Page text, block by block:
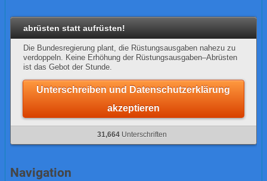
abrüsten statt aufrüsten!
Die Bundesregierung plant, die Rüstungsausgaben nahezu zu
verdoppeln. Keine Erhöhung der Rüstungsausgaben–Abrüsten
ist das Gebot der Stunde.
Unterschreiben und Datenschutzerklärung
akzeptieren
31,664 Unterschriften
Navigation